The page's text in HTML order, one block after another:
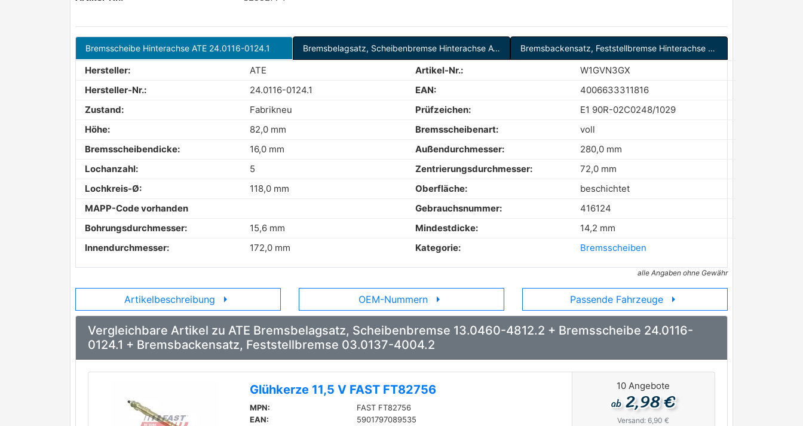
Bremsscheibe Hinterachse ATE 24.0116-0124.1 Bremsbelagsatz, Scheibenbremse Hinterachse ATE 13.0460-4812.2 Bremsbackensatz, Feststellbremse Hinterachse ATE 03.0137-4004.2
Hersteller: ATE Artikel-Nr.:
W1GVN3GX
Hersteller-Nr.:
24.0116-0124.1 EAN:
4006633311816
Zustand:
Fabrikneu Prüfzeichen:
E1 90R-02C0248/1029
Höhe:
82,0 mm Bremsscheibenart:
voll
Bremsscheibendicke:
16,0 mm Außendurchmesser:
280,0 mm
Lochanzahl:
5 Zentrierungsdurchmesser:
72,0 mm
Lochkreis-Ø:
118,0 mm Oberfläche:
beschichtet
MAPP-Code vorhanden
Gebrauchsnummer:
416124
Bohrungsdurchmesser:
15,6 mm Mindestdicke:
14,2 mm
Innendurchmesser:
172,0 mm Kategorie: Bremsscheiben
alle Angaben ohne Gewähr
Artikelbeschreibung arrow_right OEM-Nummern arrow_right Passende Fahrzeuge arrow_right
Vergleichbare Artikel zu ATE Bremsbelagsatz, Scheibenbremse 13.0460-4812.2 + Bremsscheibe 24.0116-
0124.1 + Bremsbackensatz, Feststellbremse 03.0137-4004.2
Glühkerze 11,5 V FAST FT82756
MPN:
FAST FT82756
EAN:
5901797089535
10 Angebote
ab2,98 €
Versand: 6,90 €